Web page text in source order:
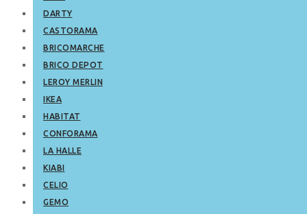
DARTY
CASTORAMA
BRICOMARCHE
BRICO DEPOT
LEROY MERLIN
IKEA
HABITAT
CONFORAMA
LA HALLE
KIABI
CELIO
GEMO